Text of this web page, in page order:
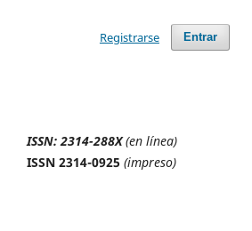
Entrar
Registrarse
ISSN: 2314-288X(en línea)
ISSN 2314-0925 (impreso)